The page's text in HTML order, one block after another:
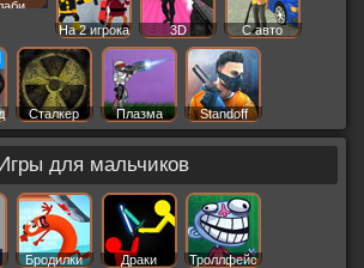
На 2 игрока
3D С авто
Сталкер Плазма Standoff
для мальчиков
Бродилки Драки Троллфейс